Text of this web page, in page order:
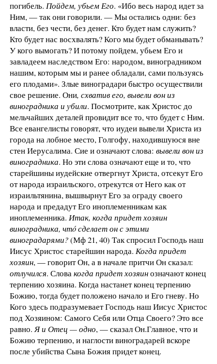
погибель. Пойдем, убьем Его. «Ибо весь народ идет за
Ним, — так они говорили. — Мы остались одни: без
власти, без чести, без денег. Кто будет нам служить?
Кто будет нас восхвалять? Кого мы будет обманывать?
У кого вымогать? И потому пойдем, убьем Его и
завладеем наследством Его: народом, виноградником
нашим, которым мы и ранее обладали, сами пользуясь
его плодами». Злые виноградари быстро осуществили
свое решение. Они, схватив его, вывели вон из
виноградника и убили. Посмотрите, как Христос до
мельчайших деталей провидит все то, что будет с Ним.
Все евангелисты говорят, что иудеи­ вывели Христа из
города на лобное место, Голгофу, находившуюся вне
стен Иерусалима. Сие и означают слова: вывели вон из
виноградника. Но эти слова означают еще и то, что
старейшины иудейские отвергнут Хрис­та, отсекут Его
от народа израильского, отрекутся от Него как от
израильтянина, вышвырнут Его за ограду своего
народа и предадут Его иноплеменникам как
иноплеменника. Итак, когда придет хозяин
виноградника, чтó сделает он с этими
виноградарями?(Мф 21, 40) Так спросил Господь наш
Иисус Христос старейшин народа. Когда придет
хозяин, — говорит Он, а в начале притчи Он сказал:
отлучился. Словакогда придет хозяинозначают конец
терпению хозяина. Когда настанет конец терпению
Божию, тогда будет положено начало и Его гневу. Но
Кого здесь подразумевает Господь наш Иисус Христос
под Хозяином: Самого Себя или Отца Своего? Это все
равно.Я и Отец — одно, — сказал Он.Главное, что и
Божию терпению, и наглости виноградарей вскоре
после убийства Сына Божия придет конец.